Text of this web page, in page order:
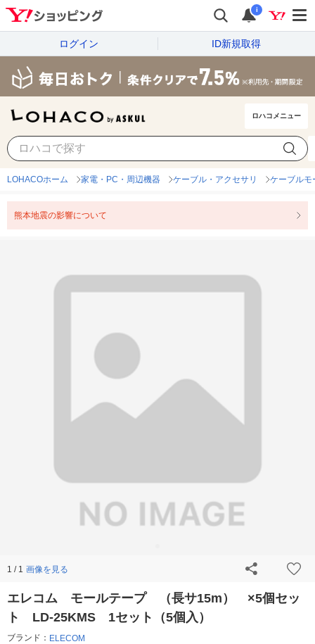
i
ログイン ID新規取得
ロハコメニュー
LOHACOホーム 家電・PC・周辺機器 ケーブル・アクセサリ ケーブルモ
熊本地震の影響について
1 / 1 画像を見る
エレコム モールテープ （長サ15m） ×5個セッ
ト LD-25KMS 1セット（5個入）
ブランド： ELECOM